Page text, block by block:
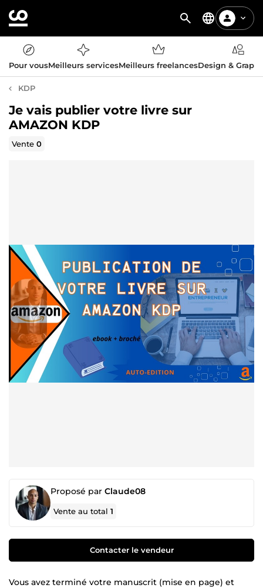
Pour vousMeilleurs servicesMeilleurs freelancesDesign &
KDP
Je vais publier votre livre sur
AMAZON KDP
Vente0
Proposé par Claude08
Vente au total1
Contacter le vendeur
Vous avez terminé votre manuscrit (mise en page) et